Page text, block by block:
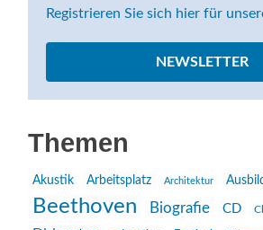
Registrieren Sie sich hier für
NEWSLETTER
Themen
Akustik Arbeitsplatz Architektur
Beethoven Biografie CD